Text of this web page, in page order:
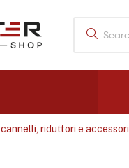
cannelli, riduttori e accessori